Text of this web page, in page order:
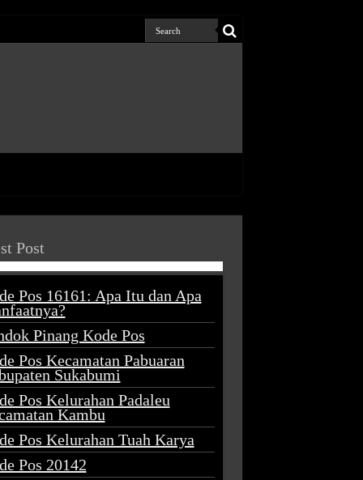
Post
Pos 16161: Apa Itu dan Apa
Pinang Kode Pos
Pos Kecamatan Pabuaran
Sukabumi
Pos Kelurahan Padaleu
Kambu
Pos Kelurahan Tuah Karya
Pos 20142